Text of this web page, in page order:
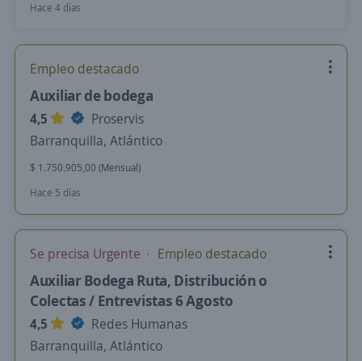
Hace 4 días
Empleo destacado
Auxiliar de bodega
4,5
Proservis
Barranquilla, Atlántico
$ 1.750.905,00 (Mensual)
Hace 5 días
Se precisa Urgente Empleo destacado
Auxiliar Bodega Ruta, Distribución o
Colectas / Entrevistas 6 Agosto
4,5
Redes Humanas
Barranquilla, Atlántico